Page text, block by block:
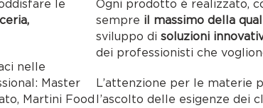
le
nelle
Master
Martini Food
Ogni prodotto è realizzato,
sempre il massimo della
sviluppo di soluzioni
dei professionisti che
L’attenzione per le materie
l’ascolto delle esigenze dei